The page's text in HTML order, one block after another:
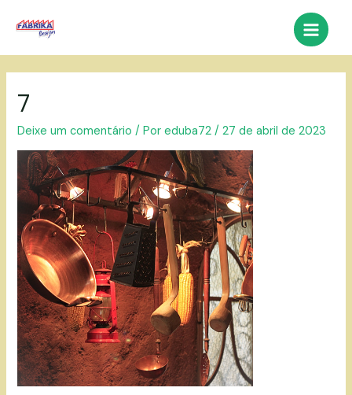
para
Main
Menu
7
Deixe um comentário / Poreduba72 /27 de abril de 2023